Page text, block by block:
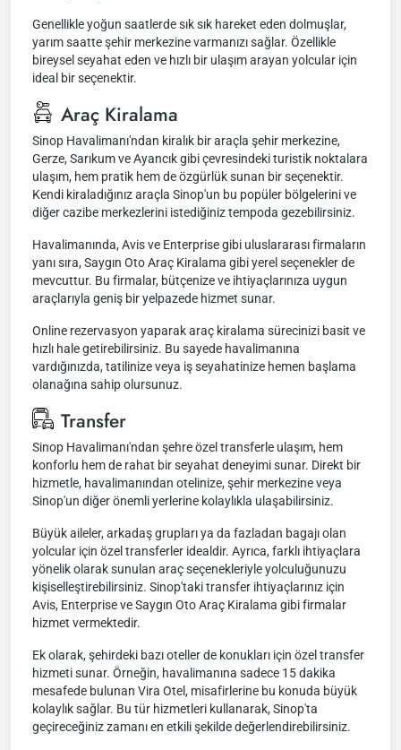
Genellikle yoğun saatlerde sık sık hareket eden dolmuşlar,
yarım saatte şehir merkezine varmanızı sağlar. Özellikle
bireysel seyahat eden ve hızlı bir ulaşım arayan yolcular için
ideal bir seçenektir.
Araç Kiralama
Sinop Havalimanı'ndan kiralık bir araçla şehir merkezine,
Gerze, Sarıkum ve Ayancık gibi çevresindeki turistik noktalara
ulaşım, hem pratik hem de özgürlük sunan bir seçenektir.
Kendi kiraladığınız araçla Sinop'un bu popüler bölgelerini ve
diğer cazibe merkezlerini istediğiniz tempoda gezebilirsiniz.
Havalimanında, Avis ve Enterprise gibi uluslararası firmaların
yanı sıra, Saygın Oto Araç Kiralama gibi yerel seçenekler de
mevcuttur. Bu firmalar, bütçenize ve ihtiyaçlarınıza uygun
araçlarıyla geniş bir yelpazede hizmet sunar.
Online rezervasyon yaparak araç kiralama sürecinizi basit ve
hızlı hale getirebilirsiniz. Bu sayede havalimanına
vardığınızda, tatilinize veya iş seyahatinize hemen başlama
olanağına sahip olursunuz.
Transfer
Sinop Havalimanı'ndan şehre özel transferle ulaşım, hem
konforlu hem de rahat bir seyahat deneyimi sunar. Direkt bir
hizmetle, havalimanından otelinize, şehir merkezine veya
Sinop'un diğer önemli yerlerine kolaylıkla ulaşabilirsiniz.
Büyük aileler, arkadaş grupları ya da fazladan bagajı olan
yolcular için özel transferler idealdir. Ayrıca, farklı ihtiyaçlara
yönelik olarak sunulan araç seçenekleriyle yolculuğunuzu
kişiselleştirebilirsiniz. Sinop'taki transfer ihtiyaçlarınız için
Avis, Enterprise ve Saygın Oto Araç Kiralama gibi firmalar
hizmet vermektedir.
Ek olarak, şehirdeki bazı oteller de konukları için özel transfer
hizmeti sunar. Örneğin, havalimanına sadece 15 dakika
mesafede bulunan Vira Otel, misafirlerine bu konuda büyük
kolaylık sağlar. Bu tür hizmetleri kullanarak, Sinop'ta
geçireceğiniz zamanı en etkili şekilde değerlendirebilirsiniz.